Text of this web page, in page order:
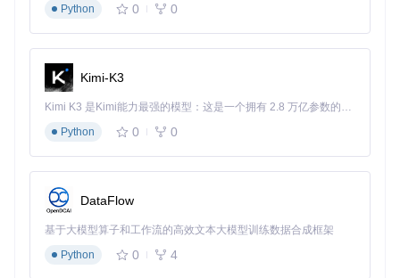
Python
0 0
Kimi-K3
Kimi K3 是Kimi能力最强的模型：这是一个拥有 2.8 万亿参数的混合专家（MoE）模型，具备原生视觉理解能力，并支持 100 万 token 的上下文窗口。
Python
0 0
DataFlow
基于大模型算子和工作流的高效文本大模型训练数据合成框架
Python
0 4